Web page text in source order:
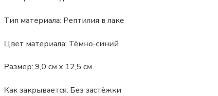
Тип материала: Рептилия в лаке
Цвет материала: Тёмно-синий
Размер: 9,0 см х 12,5 см
Как закрывается: Без застёжки